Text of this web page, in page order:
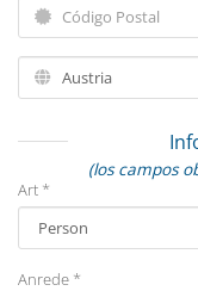
(los campos
Art *
Anrede *